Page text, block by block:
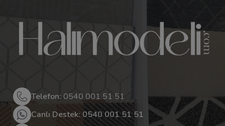
Telefon: 0540 001 51 51
Canlı Destek: 0540 001 51 51